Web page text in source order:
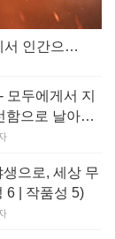
오디세이- IMAX로 부활한 고대 서사, 영웅에서 인간으로의 귀환 (오락성 9 | 작품성 9)
모두에게서 지
함으로 날아오
으로, 세상 무
6 | 작품성 5)